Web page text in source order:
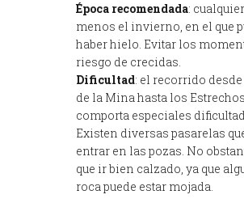
Época recomendada:
menos el invierno, en el que
haber hielo. Evitar los
riesgo de crecidas.
Dificultad: el recorrido
de la Mina hasta los
comporta especiales
Existen diversas pasarelas
entrar en las pozas. No
que ir bien calzado, ya que
roca puede estar mojada.